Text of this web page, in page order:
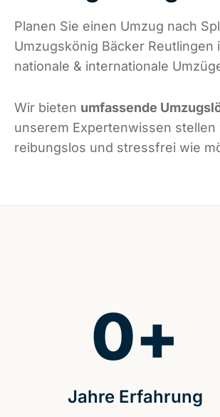
Planen Sie einen Umzug nach
Umzugskönig Bäcker Reutlingen
nationale & internationale
Wir bieten umfassende
unserem Expertenwissen
reibungslos und stressfrei wie
Jahre Erfahrung
0+